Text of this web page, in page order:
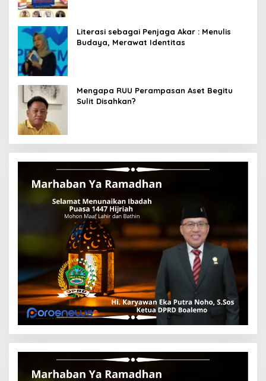
Literasi sebagai Penjaga Akar : Menulis
Budaya, Merawat Identitas
Mengapa RUU Perampasan Aset Begitu
Sulit Disahkan?